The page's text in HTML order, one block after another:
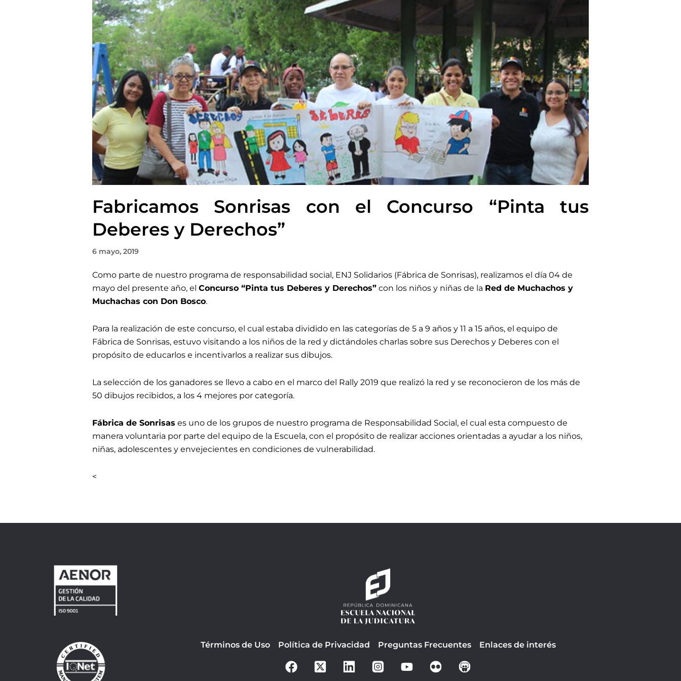
Fabricamos Sonrisas con el Concurso “Pinta tus
Deberes y Derechos”
6 mayo, 2019
Como parte de nuestro programa de responsabilidad social, ENJ Solidarios (Fábrica de Sonrisas), realizamos el día 04 de
mayo del presente año, el Concurso “Pinta tus Deberes y Derechos” con los niños y niñas de la Red de Muchachos y
Muchachas con Don Bosco.
Para la realización de este concurso, el cual estaba dividido en las categorías de 5 a 9 años y 11 a 15 años, el equipo de
Fábrica de Sonrisas, estuvo visitando a los niños de la red y dictándoles charlas sobre sus Derechos y Deberes con el
propósito de educarlos e incentivarlos a realizar sus dibujos.
La selección de los ganadores se llevo a cabo en el marco del Rally 2019 que realizó la red y se reconocieron de los más de
50 dibujos recibidos, a los 4 mejores por categoría.
Fábrica de Sonrisas es uno de los grupos de nuestro programa de Responsabilidad Social, el cual esta compuesto de
manera voluntaria por parte del equipo de la Escuela, con el propósito de realizar acciones orientadas a ayudar a los niños,
niñas, adolescentes y envejecientes en condiciones de vulnerabilidad.
<
Términos de Uso Política de Privacidad Preguntas Frecuentes Enlaces de interés
F
a
o